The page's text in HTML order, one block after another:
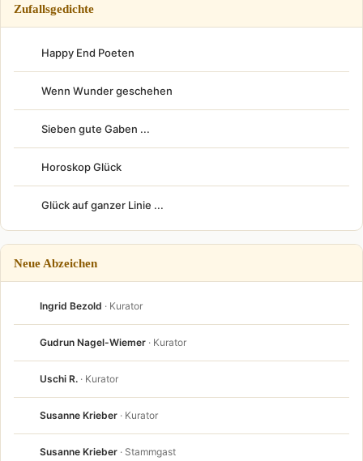
Zufallsgedichte
Happy End Poeten
Wenn Wunder geschehen
Sieben gute Gaben ...
Horoskop Glück
Glück auf ganzer Linie ...
Neue Abzeichen
Ingrid Bezold · Kurator
Gudrun Nagel-Wiemer · Kurator
Uschi R. · Kurator
Susanne Krieber · Kurator
Susanne Krieber · Stammgast